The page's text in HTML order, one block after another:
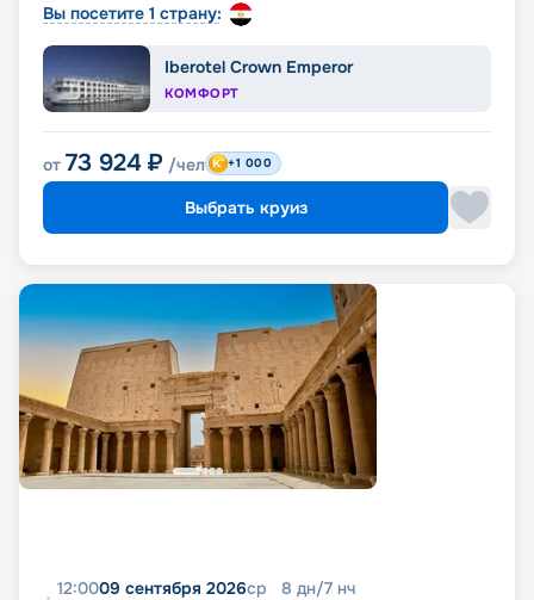
Вы посетите 1 страну:
Iberotel Crown Emperor
КОМФОРТ
от 73 924 ₽ /чел +1 000
Выбрать круиз
12:0009 сентября 2026ср 8 дн/7 нч